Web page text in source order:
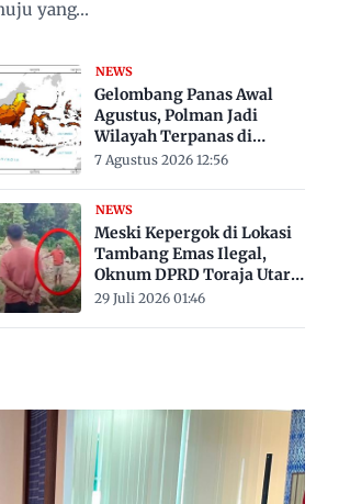
yang…
NEWS
Gelombang Panas Awal
Agustus, Polman Jadi
Wilayah Terpanas di
Sulbar Suhu Lebih Dari 33
7 Agustus 2026 12:56
NEWS
Meski Kepergok di Lokasi
Tambang Emas Ilegal,
Oknum DPRD Toraja Utara
Belum Jadi Tersangka
29 Juli 2026 01:46